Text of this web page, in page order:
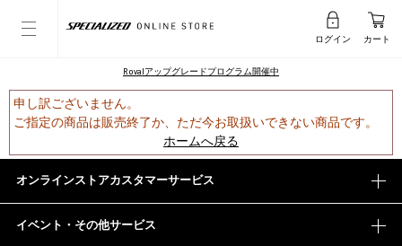
ログイン カート
Rovalアップグレードプログラム開催中
申し訳ございません。
ご指定の商品は販売終了か、ただ今お取扱いできない商品です。
ホームへ戻る
オンラインストアカスタマーサービス
イベント・その他サービス